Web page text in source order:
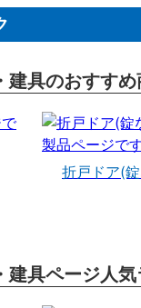
建具のおすすめ
折戸ドア(
建具ページ人